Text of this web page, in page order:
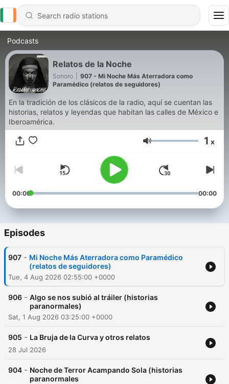
Podcasts
Relatos de la Noche
Sonoro
907 - Mi Noche Más Aterradora como
Paramédico (relatos de seguidores)
En la tradición de los clásicos de la radio, aquí se cuentan las
historias, relatos y leyendas que habitan las calles de México e
Iberoamérica.
Volume 1 x
00:00 00:00
Episodes
907 - Mi Noche Más Aterradora como Paramédico
(relatos de seguidores)
Tue, 4 Aug 2026 02:55:00 +0000
906 - Algo se nos subió al tráiler (historias
paranormales)
Sat, 1 Aug 2026 03:25:00 +0000
905 - La Bruja de la Curva y otros relatos
28 Jul 2026
904 - Noche de Terror Acampando Sola (historias
paranormales